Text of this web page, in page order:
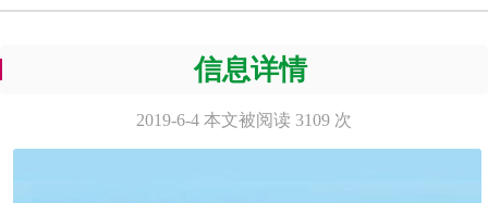
信息详情
2019-6-4 本文被阅读 3109 次